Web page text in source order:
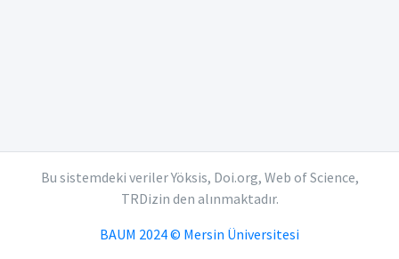
Bu sistemdeki veriler Yöksis, Doi.org, Web of Science,
TRDizin den alınmaktadır.
BAUM 2024 © Mersin Üniversitesi